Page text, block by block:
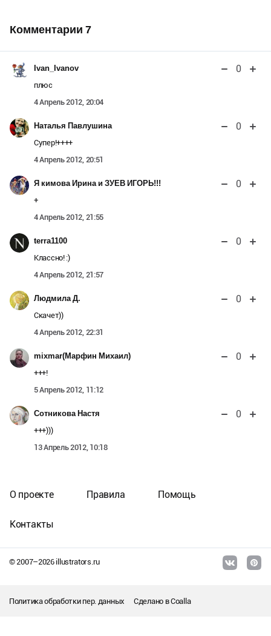
Комментарии 7
Ivan_Ivanov 0
плюс
4 Апрель 2012, 20:04
Наталья Павлушина 0
Супер!++++
4 Апрель 2012, 20:51
Я кимова Ирина и ЗУЕВ ИГОРЬ!!! 0
+
4 Апрель 2012, 21:55
terra1100 0
Классно! :)
4 Апрель 2012, 21:57
Людмила Д. 0
Скачет))
4 Апрель 2012, 22:31
mixmar(Марфин Михаил) 0
+++!
5 Апрель 2012, 11:12
Сотникова Настя 0
+++)))
13 Апрель 2012, 10:18
© 2007–2026illustrators.ru
О проекте Правила Помощь
Контакты
Политика обработки пер. данных Сделано вCoalla